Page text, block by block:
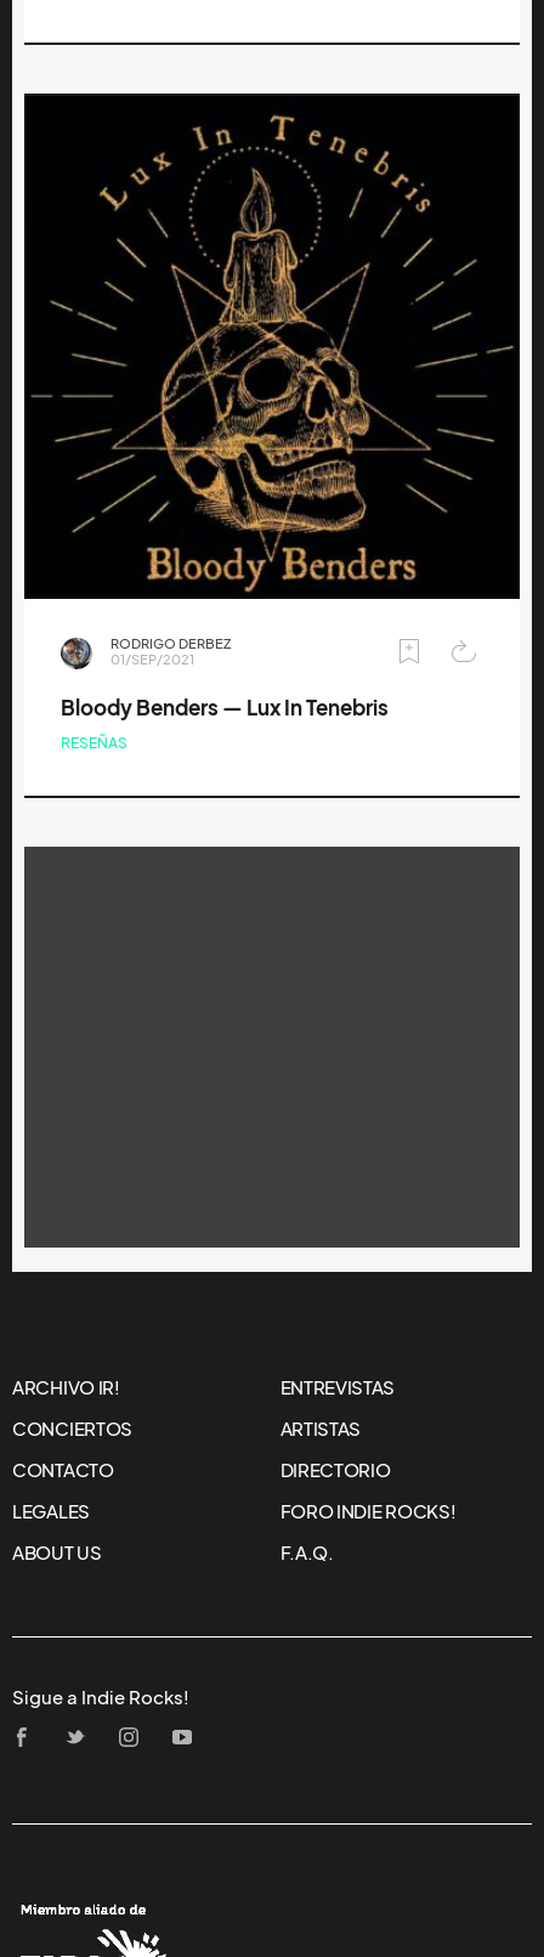
RODRIGO DERBEZ
01/SEP/2021
Bloody Benders — Lux In Tenebris
RESEÑAS
ARCHIVO IR!
ENTREVISTAS
CONCIERTOS
ARTISTAS
CONTACTO
DIRECTORIO
LEGALES
FORO INDIE ROCKS!
ABOUT US
F.A.Q.
Sigue a Indie Rocks!